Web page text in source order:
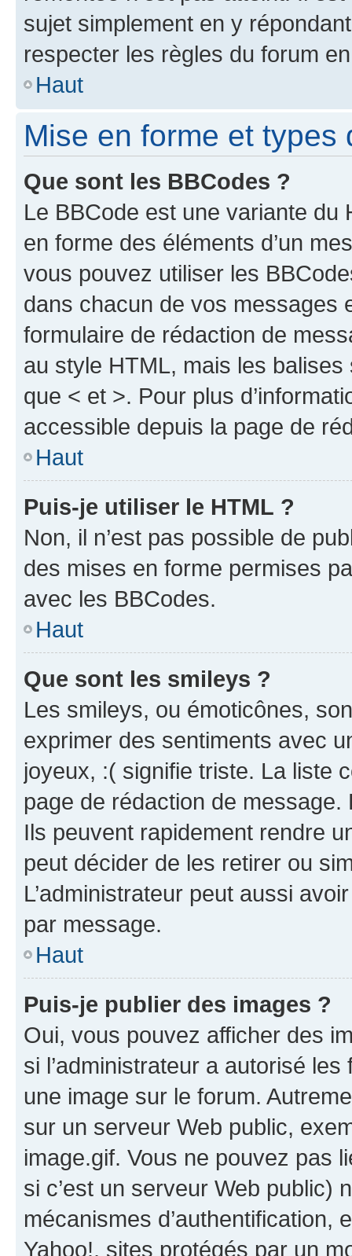
sujet simplement en y
respecter les règles du forum
Haut
Mise en forme et types
Que sont les BBCodes ?
Le BBCode est une variante du
en forme des éléments d’un
vous pouvez utiliser les
dans chacun de vos messages
formulaire de rédaction de
au style HTML, mais les
que < et >. Pour plus
accessible depuis la page de
Haut
Puis-je utiliser le HTML ?
Non, il n’est pas possible de
des mises en forme permises
avec les BBCodes.
Haut
Que sont les smileys ?
Les smileys, ou émoticônes,
exprimer des sentiments avec
joyeux, :( signifie triste. La liste
page de rédaction de
Ils peuvent rapidement rendre
peut décider de les retirer ou
L’administrateur peut aussi
par message.
Haut
Puis-je publier des images ?
Oui, vous pouvez afficher des
si l’administrateur a autorisé
une image sur le forum.
sur un serveur Web public,
image.gif. Vous ne pouvez pas
si c’est un serveur Web public)
mécanismes d’authentification,
Yahoo!, sites protégés par un